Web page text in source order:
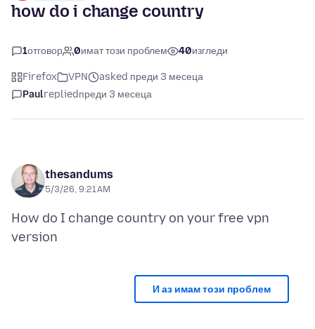
how do i change country
1отговор 0имат този проблем 40изгледи
Firefox VPN
asked преди 3 месеца
Paulrepliedпреди 3 месеца
thesandums
5/3/26, 9:21 AM
How do I change country on your free vpn
И аз имам този проблем